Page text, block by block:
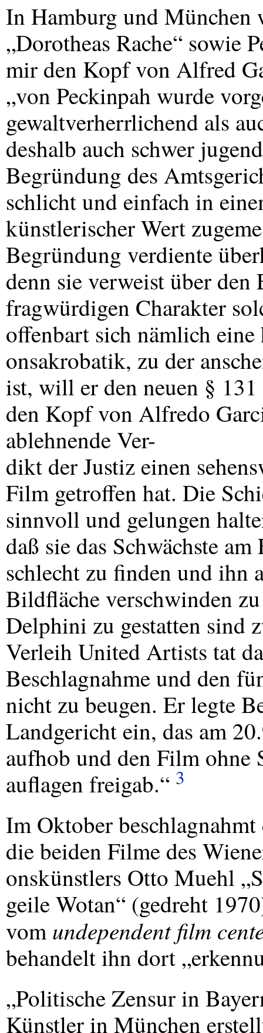
In Hamburg und München
„Dorotheas Rache“ sowie
mir den Kopf von Alfred
„von Peckinpah wurde
gewaltverherrlichend als
deshalb auch schwer
Begründung des
schlicht und einfach in
künstlerischer Wert
Begründung verdiente
denn sie verweist über
fragwürdigen Charakter
offenbart sich nämlich
onsakrobatik, zu der
ist, will er den neuen §
den Kopf von Alfredo
ablehnende Ver-
dikt der Justiz einen
Film getroffen hat. Die
sinnvoll und gelungen
daß sie das Schwächste
schlecht zu finden und ihn
Bildfläche verschwinden
Delphini zu gestatten sind
Verleih United Artists tat
Beschlagnahme und den
nicht zu beugen. Er legte
Landgericht ein, das am
aufhob und den Film ohne
auflagen freigab.“ 3
Im Oktober
die beiden Filme des
onskünstlers Otto Muehl
geile Wotan“ (gedreht
vomundependent film
behandelt ihn dort
„Politische Zensur in
Künstler in München